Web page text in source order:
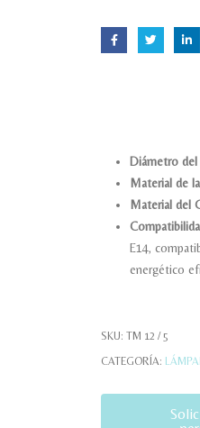
Diámetro
Material de
Material del
E14,
energético
SKU: TM 12 / 5
CATEGORÍA: